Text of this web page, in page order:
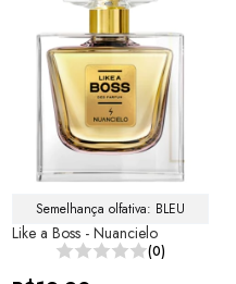
Semelhança olfativa: BLEU
Like a Boss - Nuancielo
(0)